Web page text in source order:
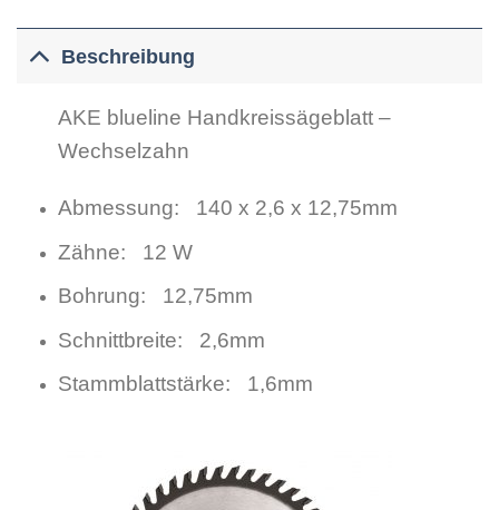
Beschreibung
AKE blueline Handkreissägeblatt –
Wechselzahn
Abmessung: 140 x 2,6 x 12,75mm
Zähne: 12 W
Bohrung: 12,75mm
Schnittbreite: 2,6mm
Stammblattstärke: 1,6mm